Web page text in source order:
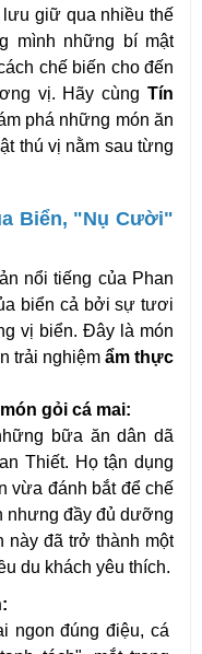
giữ qua nhiều thế
mình những bí mật
chế biến cho đến
vị. Hãy cùng Tín
phá những món ăn
thú vị nằm sau từng
Biển, "Nụ Cười"
nổi tiếng của Phan
biển cả bởi sự tươi
vị biển. Đây là món
trải nghiệm ẩm thực
gỏi cá mai:
bữa ăn dân dã
Thiết. Họ tận dụng
vừa đánh bắt để chế
nhưng đầy đủ dưỡng
này đã trở thành một
du khách yêu thích.
ngon đúng điệu, cá